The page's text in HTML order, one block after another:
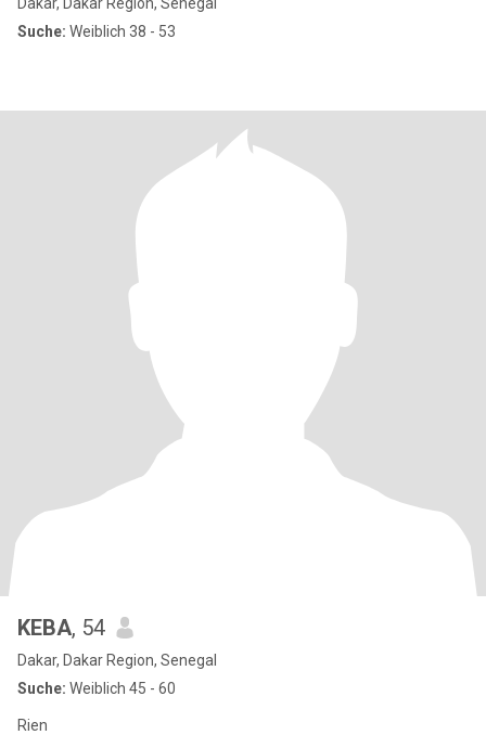
Suche: Weiblich 38 - 53
KEBA, 54
Dakar, Dakar Region, Senegal
Suche: Weiblich 45 - 60
Rien